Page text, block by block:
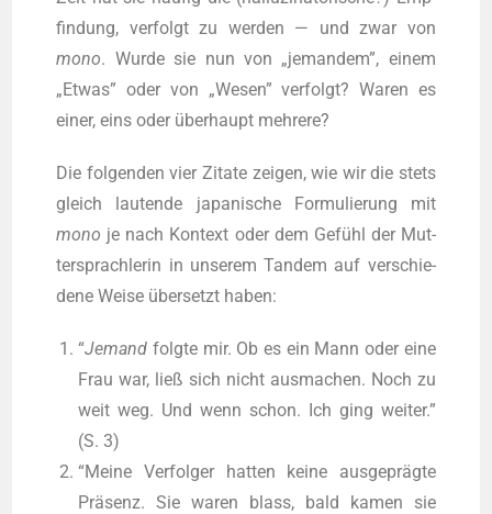
fin­dung, ver­folgt zu wer­den — und zwar von
mono. Wur­de sie nun von „jeman­dem”, einem
„Etwas” oder von „Wesen” ver­folgt? Waren es
einer, eins oder über­haupt mehrere?
Die fol­gen­den vier Zita­te zei­gen, wie wir die stets
gleich lau­ten­de japa­ni­sche For­mu­lie­rung mit
mono je nach Kon­text oder dem Gefühl der Mut­
ter­sprach­le­rin in unse­rem Tan­dem auf ver­schie­
de­ne Wei­se über­setzt haben:
“Jemand folg­te mir. Ob es ein Mann oder eine
Frau war, ließ sich nicht aus­ma­chen. Noch zu
weit weg. Und wenn schon. Ich ging wei­ter.”
(S. 3)
“Mei­ne Ver­fol­ger hat­ten kei­ne aus­ge­präg­te
Prä­senz. Sie waren blass, bald kamen sie